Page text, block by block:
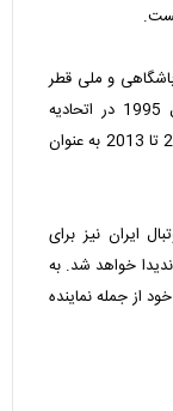
و ملی قطر
در پست‌های مختلف سابقه فعالیت دارد، از سال 1995 در اتحادیه
فوتبال قطر مشغول به کار شد و بین سال‌های 2001 تا 2013 به عنوان
ایران نیز برای
خواهد شد. به
از جمله نماینده